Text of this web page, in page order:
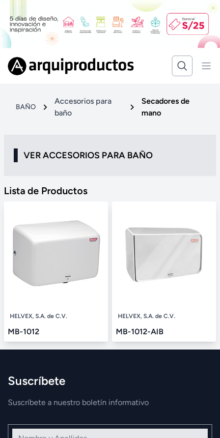
BAÑO
Accesorios para
baño
Secadores de
mano
VER ACCESORIOS PARA BAÑO
Lista de Productos
HELVEX, S.A. de C.V.
MB-1012
HELVEX, S.A. de C.V.
MB-1012-AIB
Suscríbete
Suscríbete a nuestro boletín informativo
Nombre y Apellidos